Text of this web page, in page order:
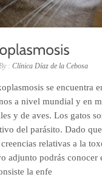
: Clínica Díaz de la Cebosa
se encuentra
a nivel mundial y en
y de aves. Los gatos
del parásito. Dado
relativas a la
adjunto podrás conocer
la enfe